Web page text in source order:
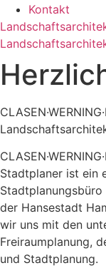
Kontakt
Stadtplaner ist ein
der Hansestadt
wir uns mit den
Freiraumplanung,
und Stadtplanung.